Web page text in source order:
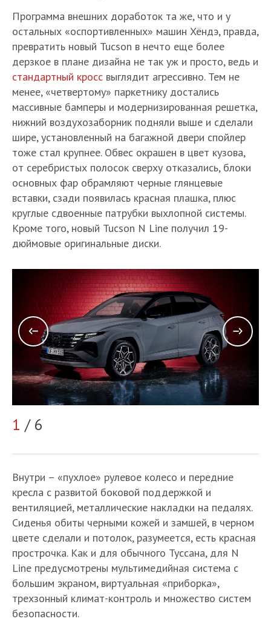
Программа внешних доработок та же, что и у
остальных «оспортивленных» машин Хёндэ, правда,
превратить новый Tucson в нечто еще более
дерзкое в плане дизайна не так уж и просто, ведь и
стандартный кросс выглядит агрессивно. Тем не
менее, «четвертому» паркетнику достались
массивные бамперы и модернизированная решетка,
нижний воздухозаборник подняли выше и сделали
шире, установленный на багажной двери спойлер
тоже стал крупнее. Обвес окрашен в цвет кузова,
от серебристых полосок сверху отказались, блоки
основных фар обрамляют черные глянцевые
вставки, сзади появилась красная плашка, плюс
круглые сдвоенные патрубки выхлопной системы.
Кроме того, новый Tucson N Line получил 19-
дюймовые оригинальные диски.
1 / 6
Внутри – «пухлое» рулевое колесо и передние
кресла с развитой боковой поддержкой и
вентиляцией, металлические накладки на педалях.
Сиденья обиты черными кожей и замшей, в черном
цвете сделали и потолок, разумеется, есть красная
прострочка. Как и для обычного Туссана, для N
Line предусмотрены мультимедийная система с
большим экраном, виртуальная «приборка»,
трехзонный климат-контроль и множество систем
безопасности.